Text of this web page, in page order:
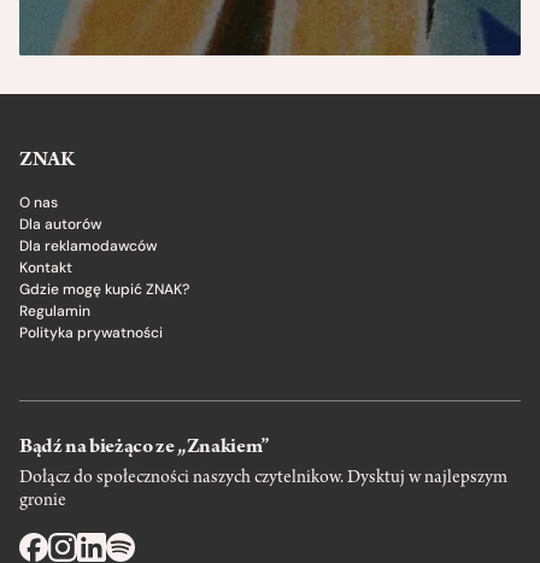
ZNAK
O nas
Dla autorów
Dla reklamodawców
Kontakt
Gdzie mogę kupić ZNAK?
Regulamin
Polityka prywatności
Bądź na bieżąco ze „Znakiem”
Dołącz do społeczności naszych czytelnikow. Dysktuj w najlepszym
gronie